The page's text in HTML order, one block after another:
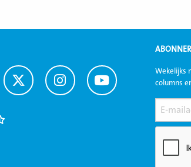
Ga
naar
Ga
naar
Ga
naar
Wekelijks
columns